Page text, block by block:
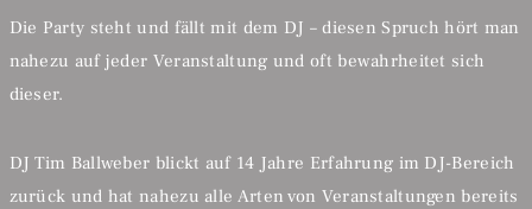
Die Party steht und fällt mit dem DJ – diesen Spruch hört man
nahezu auf jeder Veranstaltung und oft bewahrheitet sich
dieser.
DJ Tim Ballweber blickt auf 14 Jahre Erfahrung im DJ-Bereich
zurück und hat nahezu alle Arten von Veranstaltungen bereits